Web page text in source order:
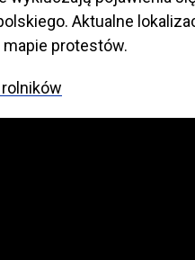
Aktualne
protestów.